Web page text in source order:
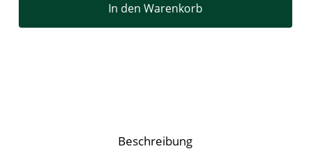
In den Warenkorb
Beschreibung